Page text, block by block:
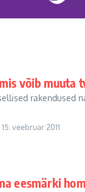
võib muuta
rakendused
15. veebruar 2011
eesmärki